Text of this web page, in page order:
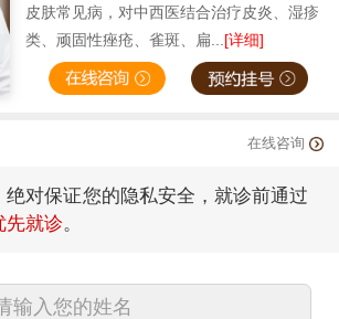
皮肤常见病，对中西医结合治疗皮炎、湿疹
类、顽固性痤疮、雀斑、扁...[详细]
在线咨询
绝对保证您的隐私安全，就诊前通过
先就诊。